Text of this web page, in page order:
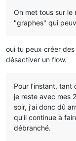
On met tous sur le
"graphes" qui
oui tu peux créer
désactiver un flow.
Pour l'instant, tant
je reste avec mes
soir, j'ai donc dû
qu'il continue à
débranché.